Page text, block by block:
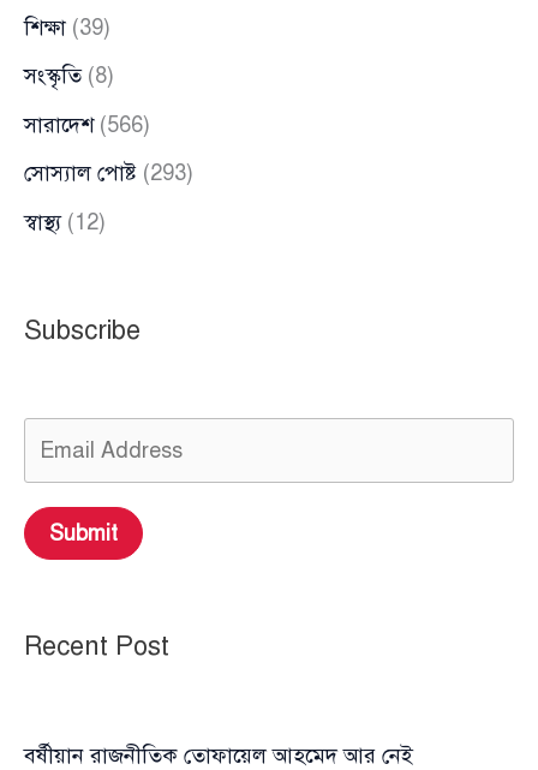
শিক্ষা (39)
সংস্কৃতি(8)
সারাদেশ(566)
সোস্যাল পোষ্ট (293)
স্বাস্থ্য(12)
Subscribe
Submit
Recent Post
বর্ষীয়ান রাজনীতিক তোফায়েল আহমেদ আর নেই